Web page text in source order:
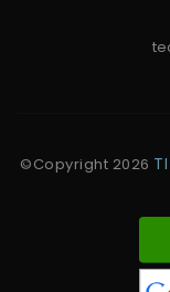
©Copyright 2026